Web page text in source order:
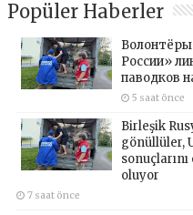
Popüler Haberler
России»
паводков
5 saat önce
Birleşik
gönüllüler,
oluyor
7 saat önce